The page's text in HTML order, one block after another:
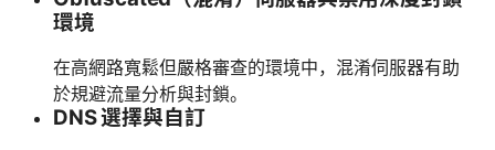
環境
在高網路寬鬆但嚴格審查的環境中，混淆伺服器有助
於規避流量分析與封鎖。
DNS 選擇與自訂